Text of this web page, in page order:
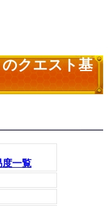
クエスト基
度一覧